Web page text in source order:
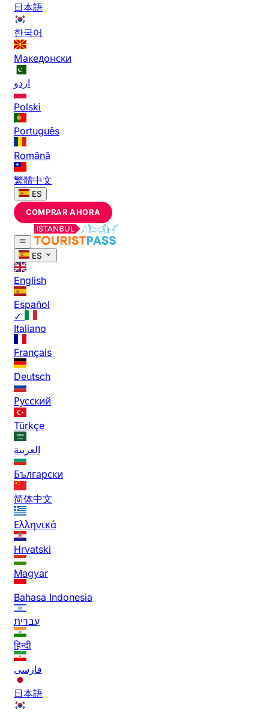
日本語
한국어
Македонски
اردو
Polski
Português
Română
繁體中文
ES
COMPRAR AHORA
ES
English
Español
✓
Italiano
Français
Deutsch
Русский
Türkçe
العربية
Български
简体中文
Ελληνικά
Hrvatski
Magyar
Bahasa Indonesia
עברית
हिन्दी
فارسی
日本語